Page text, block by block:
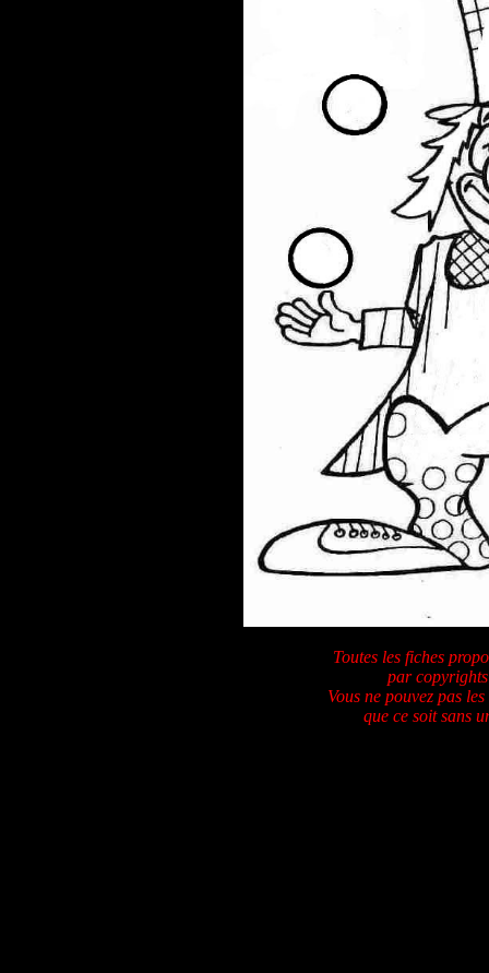
Toutes les fiches
par
Vous ne pouvez pas
que ce soit sans